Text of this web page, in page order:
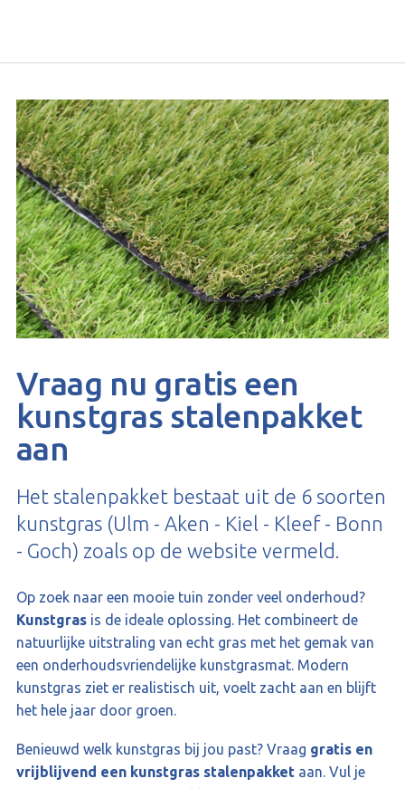
Vraag nu gratis een
kunstgras stalenpakket
aan
Het stalenpakket bestaat uit de 6 soorten
kunstgras (Ulm - Aken - Kiel - Kleef - Bonn
- Goch) zoals op de website vermeld.
Op zoek naar een mooie tuin zonder veel onderhoud?
Kunstgras is de ideale oplossing. Het combineert de
natuurlijke uitstraling van echt gras met het gemak van
een onderhoudsvriendelijke kunstgrasmat. Modern
kunstgras ziet er realistisch uit, voelt zacht aan en blijft
het hele jaar door groen.
Benieuwd welk kunstgras bij jou past? Vraag gratis en
vrijblijvend een kunstgras stalenpakket aan. Vul je